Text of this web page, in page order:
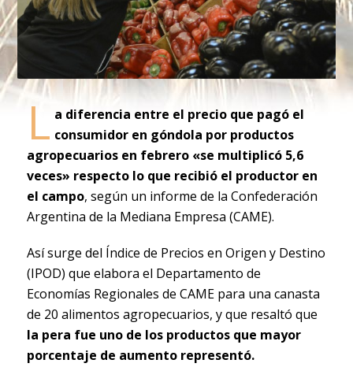
L a diferencia entre el precio que pagó el
consumidor en góndola por productos
agropecuarios en febrero «se multiplicó 5,6
veces» respecto lo que recibió el productor en
el campo, según un informe de la Confederación
Argentina de la Mediana Empresa (CAME).
Así surge del Índice de Precios en Origen y Destino
(IPOD) que elabora el Departamento de
Economías Regionales de CAME para una canasta
de 20 alimentos agropecuarios, y que resaltó que
la pera fue uno de los productos que mayor
porcentaje de aumento representó.